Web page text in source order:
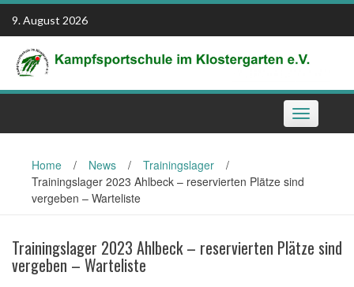
Skip
content
9. August 2026
Toggle
navigation
Home / News / Trainingslager
/
Trainingslager 2023 Ahlbeck – reservierten Plätze sind
vergeben – Warteliste
Trainingslager 2023 Ahlbeck – reservierten Plätze sind
vergeben – Warteliste